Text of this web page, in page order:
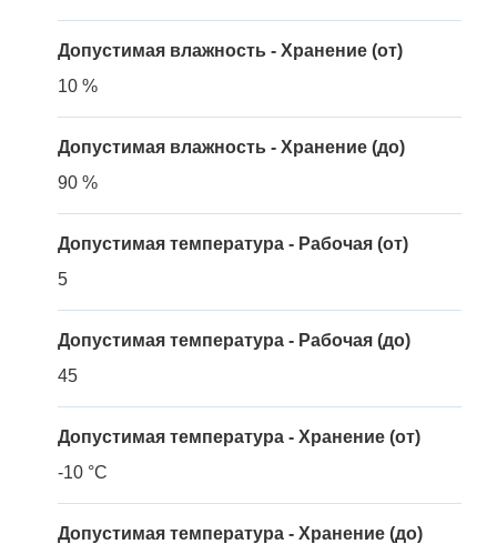
Допустимая влажность - Хранение (от)
10 %
Допустимая влажность - Хранение (до)
90 %
Допустимая температура - Рабочая (от)
5
Допустимая температура - Рабочая (до)
45
Допустимая температура - Хранение (от)
-10 °C
Допустимая температура - Хранение (до)